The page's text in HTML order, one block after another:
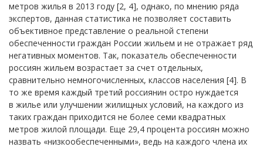
метров жилья в 2013 году [2, 4], однако, по мнению ряда
экспертов, данная статистика не позволяет составить
объективное представление о реальной степени
обеспеченности граждан России жильем и не отражает ряд
негативных моментов. Так, показатель обеспеченности
россиян жильем возрастает за счет отдельных,
сравнительно немногочисленных, классов населения [4]. В
то же время каждый третий россиянин остро нуждается
в жилье или улучшении жилищных условий, на каждого из
таких граждан приходится не более семи квадратных
метров жилой площади. Еще 29,4 процента россиян можно
назвать «низкообеспеченными», ведь на каждого члена их